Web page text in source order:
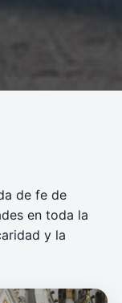
de fe de
en toda la
y la